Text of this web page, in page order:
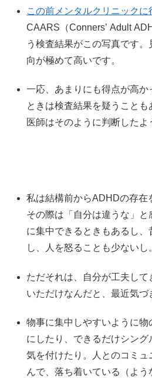
この前メンタルクリニックに
CAARS（Conners’ Adult
う検査結果がこの写真です
向が極めて高いです。
一応、あまりにも得点が高か
ときは検査結果を疑うことも
医師はそのように判断したよ
私は結構前からADHDの存在
その際は「自分は違うな」
に集中できるときもあるし、
し、人を怒ることも少ないし
ただそれは、自分が工夫して
いただけなんだと、最近気づ
物事に集中しやすいように物
にしたり、できるだけシング
気を付けたり。人とのコミュ
んで、落ち着いている（よう